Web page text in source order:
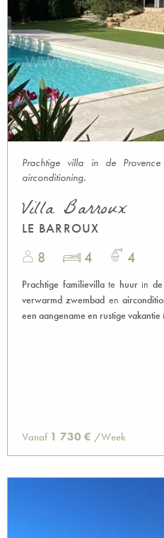
Prachtige villa in de
airconditioning.
Villa Barroux
LE BARROUX
8 4 4
Prachtige familievillate huurin
verwarmd zwembad en
een aangename en rustige vakantie
Vanaf 1 730 € /Week